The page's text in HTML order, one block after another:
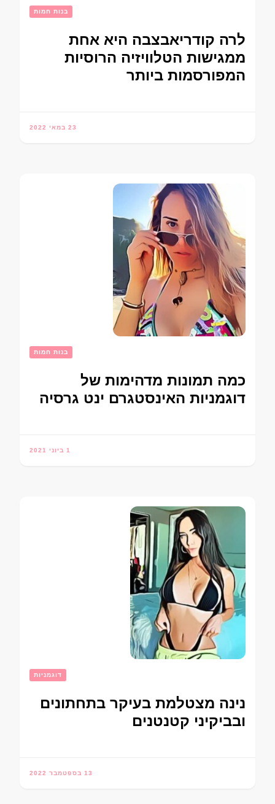
בנות חמות
לרה קודריאבצבה היא אחת
ממגישות הטלוויזיה הרוסיות
המפורסמות ביותר
23 במאי 2022
בנות חמות
כמה תמונות מדהימות של
דוגמניות האינסטגרם ינט גרסיה
1 ביוני 2021
דוגמניות
נינה מצטלמת בעיקר בתחתונים
ובביקיני קטנטנים
13 בספטמבר 2022